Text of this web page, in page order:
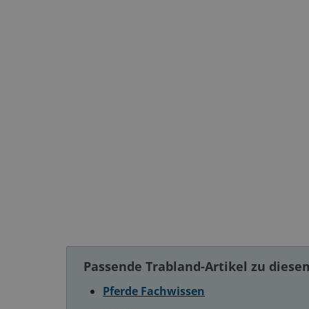
Passende Trabland-Artikel zu
Pferde Fachwissen